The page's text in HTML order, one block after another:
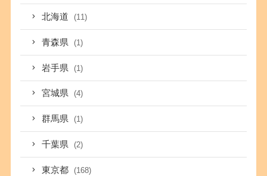
北海道 (11)
青森県 (1)
岩手県 (1)
宮城県 (4)
群馬県 (1)
千葉県 (2)
東京都 (168)